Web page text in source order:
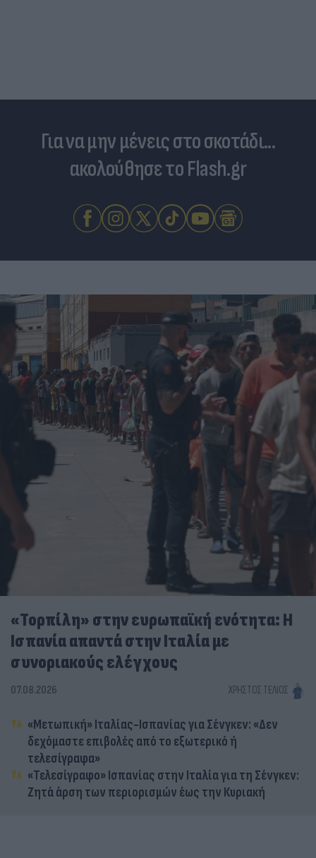
Για να μην μένεις στο σκοτάδι...
ακολούθησε το Flash.gr
«Τορπίλη» στην ευρωπαϊκή ενότητα: Η
Ισπανία απαντά στην Ιταλία με
συνοριακούς ελέγχους
07.08.2026 ΧΡΉΣΤΟΣ ΤΈΛΙΟΣ
«Μετωπική» Ιταλίας-Ισπανίας για Σένγκεν: «Δεν
δεχόμαστε επιβολές από το εξωτερικό ή
τελεσίγραφα»
«Τελεσίγραφο» Ισπανίας στην Ιταλία για τη Σένγκεν:
Ζητά άρση των περιορισμών έως την Κυριακή